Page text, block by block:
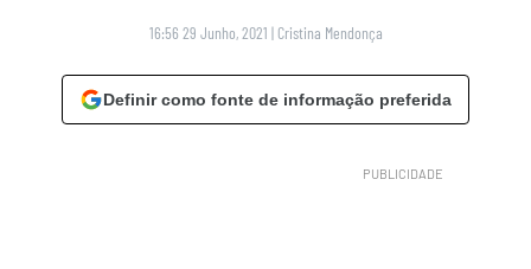
16:56 29 Junho, 2021 | Cristina Mendonça
Definir como fonte de informação preferida